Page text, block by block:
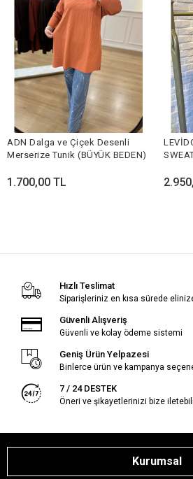
ADN Dalga ve Çiçek Desenli
Merserize Tunik (BÜYÜK BEDEN)
1.700,00 TL
Hızlı Teslimat
Siparişleriniz en kısa sürede
Güvenli Alışveriş
Güvenli ve kolay ödeme sistemi
Geniş Ürün Yelpazesi
Binlerce ürün ve kampanya
7 / 24 DESTEK
Öneri ve şikayetlerinizi bize
Kurumsal